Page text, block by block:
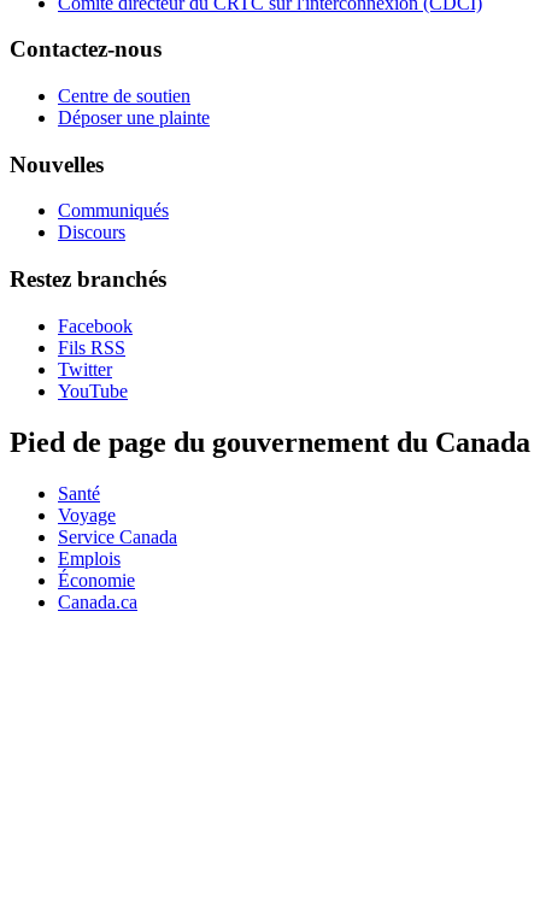
Contactez-nous
Centre de soutien
Déposer une plainte
Nouvelles
Communiqués
Discours
Restez branchés
Facebook
Fils RSS
Twitter
YouTube
Pied de page du gouvernement du Canada
Santé
Voyage
Service Canada
Emplois
Économie
Canada.ca